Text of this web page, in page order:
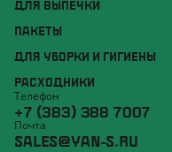
ДЛЯ ВЫПЕЧКИ
ПАКЕТЫ
ДЛЯ УБОРКИ И ГИГИЕНЫ
РАСХОДНИКИ
Телефон
+7 (383) 388 7007
Почта
SALES@YAN-S.RU